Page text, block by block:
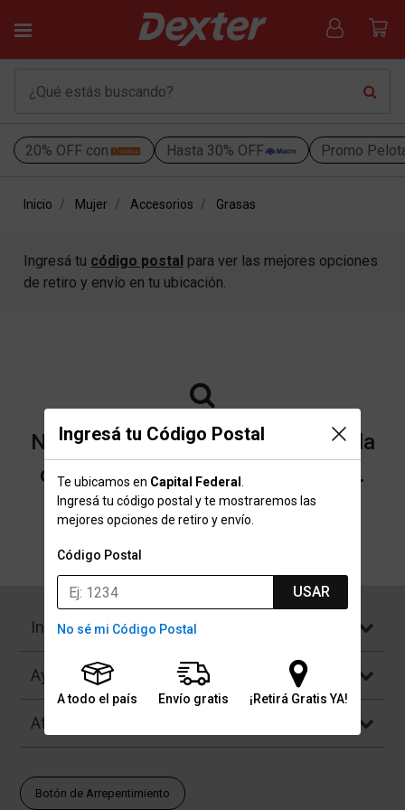
20% OFF con Hasta 30% OFF Promo
Ingresá tu Código Postal
Te ubicamos en Capital Federal
Ingresá tu código postal y te mostraremos las
mejores opciones de retiro y envío.
Código Postal
USAR
No sé mi Código Postal
A todo el país Envío gratis ¡Retirá Gratis YA!
Inicio Mujer Accesorios Grasas
Ingresá tu código postal para ver las mejores opciones
de retiro y envío en tu ubicación.
No encontramos resultados para la
categoría "Grasas" que buscaste.
Institucional
Ayuda
Atención al Cliente
Botón de Arrepentimiento